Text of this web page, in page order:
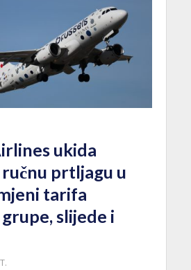
ukida
prtljagu u
tarifa
slijede i